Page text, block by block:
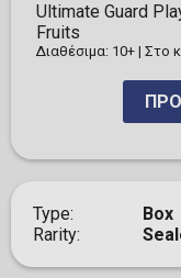
Ultimate Guard
Fruits
Διαθέσιμα: 10+ | Στο
Type
Box
Rarity